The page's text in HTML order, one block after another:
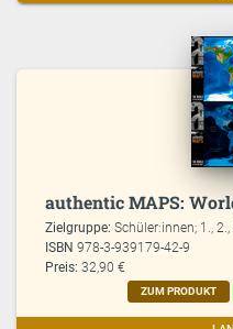
authentic MAPS:
Zielgruppe:Schüler:innen; 1.,
ISBN978-3-939179-42-9
Preis: 32,90 €
ZUM PRODUKT